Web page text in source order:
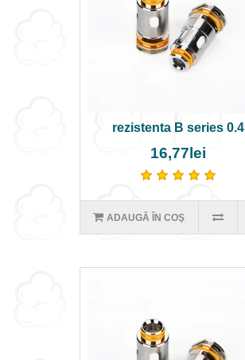
rezistenta B series 0.4
16,77lei
ADAUGĂ ÎN COŞ